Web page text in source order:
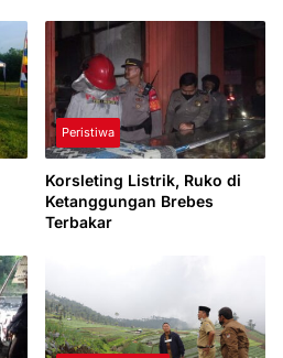
Peristiwa
Korsleting Listrik, Ruko di
Ketanggungan Brebes
Terbakar